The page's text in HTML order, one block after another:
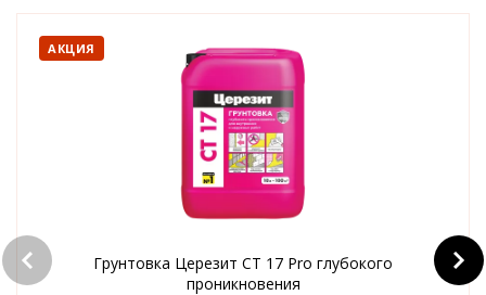
АКЦИЯ
Грунтовка Церезит CT 17 Pro глубокого
проникновения